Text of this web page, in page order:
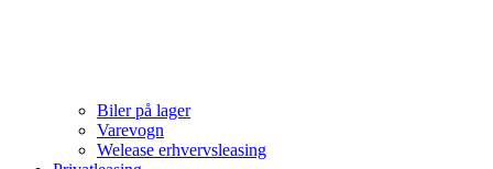
Biler på lager
Varevogn
Welease erhvervsleasing